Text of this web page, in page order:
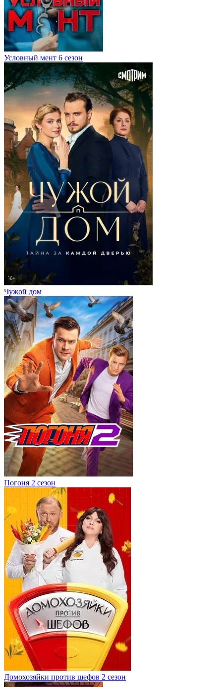
Условный мент 6 сезон
Чужой дом
Погоня 2 сезон
Домохозяйки против шефов 2 сезон